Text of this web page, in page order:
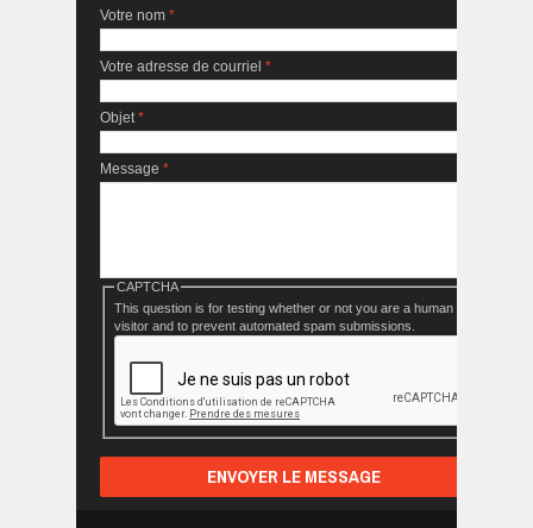
Votre nom *
Votre adresse de courriel *
Objet *
Message *
CAPTCHA
This question is for testing whether or not you are a human
visitor and to prevent automated spam submissions.